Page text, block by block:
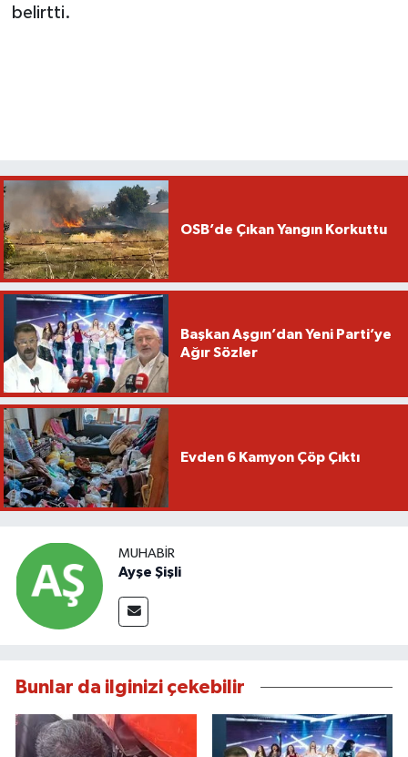
belirtti.
OSB’de Çıkan Yangın Korkuttu
Başkan Aşgın’dan Yeni Parti’ye
Ağır Sözler
Evden 6 Kamyon Çöp Çıktı
MUHABIR
Ayşe Şişli
Bunlar da ilginizi çekebilir